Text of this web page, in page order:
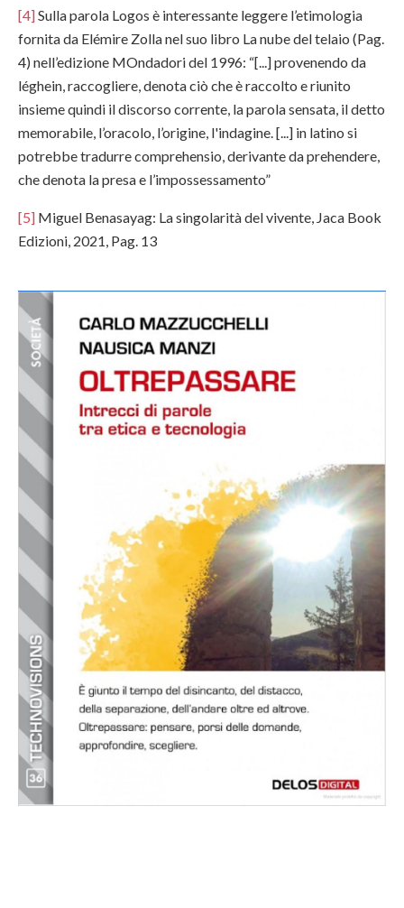
[4]Sulla parola Logos è interessante leggere l’etimologia
fornita da Elémire Zolla nel suo libro La nube del telaio (Pag.
4) nell’edizione MOndadori del 1996: “[...] provenendo da
léghein, raccogliere, denota ciò che è raccolto e riunito
insieme quindi il discorso corrente, la parola sensata, il detto
memorabile, l’oracolo, l’origine, l'indagine. [...] in latino si
potrebbe tradurre comprehensio, derivante da prehendere,
che denota la presa e l’impossessamento”
[5] Miguel Benasayag: La singolarità del vivente, Jaca Book
Edizioni, 2021, Pag. 13